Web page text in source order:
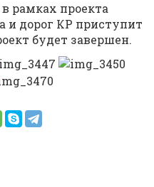
рамках проекта
и дорог КР приступит
будет завершен.